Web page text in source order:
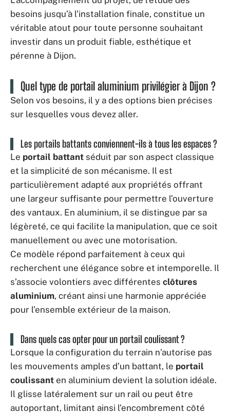
besoins jusqu’à l’installation finale, constitue un
véritable atout pour toute personne souhaitant
investir dans un produit fiable, esthétique et
pérenne à Dijon.
Quel type de portail aluminium privilégier à Dijon ?
Selon vos besoins, il y a des options bien précises
sur lesquelles vous devez aller.
Les portails battants conviennent-ils à tous les espaces ?
Le portail battant séduit par son aspect classique
et la simplicité de son mécanisme. Il est
particulièrement adapté aux propriétés offrant
une largeur suffisante pour permettre l’ouverture
des vantaux. En aluminium, il se distingue par sa
légèreté, ce qui facilite la manipulation, que ce soit
manuellement ou avec une motorisation.
Ce modèle répond parfaitement à ceux qui
recherchent une élégance sobre et intemporelle. Il
s’associe volontiers avec différentes clôtures
aluminium, créant ainsi une harmonie appréciée
pour l’ensemble extérieur de la maison.
Dans quels cas opter pour un portail coulissant ?
Lorsque la configuration du terrain n’autorise pas
les mouvements amples d’un battant, le portail
coulissant en aluminium devient la solution idéale.
Il glisse latéralement sur un rail ou peut être
autoportant, limitant ainsi l’encombrement côté